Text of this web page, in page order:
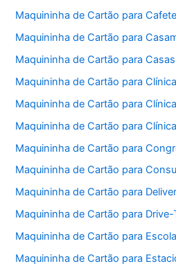
Maquininha de Cartão para
Maquininha de Cartão para
Maquininha de Cartão para
Maquininha de Cartão para
Maquininha de Cartão para
Maquininha de Cartão para
Maquininha de Cartão para
Maquininha de Cartão para
Maquininha de Cartão para
Maquininha de Cartão para Drive-
Maquininha de Cartão para
Maquininha de Cartão para